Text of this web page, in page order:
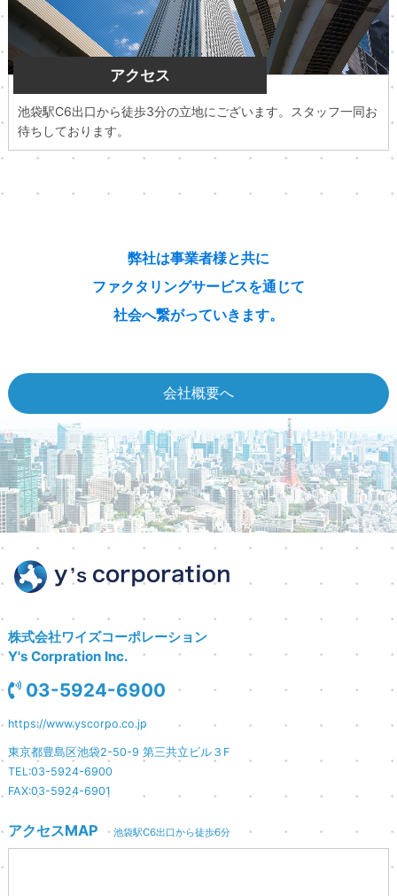
アクセス
池袋駅C6出口から徒歩3分の立地にございます。スタッフ一同お
待ちしております。
弊社は事業者様と共に
ファクタリングサービスを通じて
社会へ繋がっていきます。
会社概要へ
株式会社ワイズコーポレーション
Y's Corpration Inc.
03-5924-6900
https://www.yscorpo.co.jp
東京都豊島区池袋2-50-9 第三共立ビル３F
TEL:03-5924-6900
FAX:03-5924-6901
アクセスMAP 池袋駅C6出口から徒歩6分